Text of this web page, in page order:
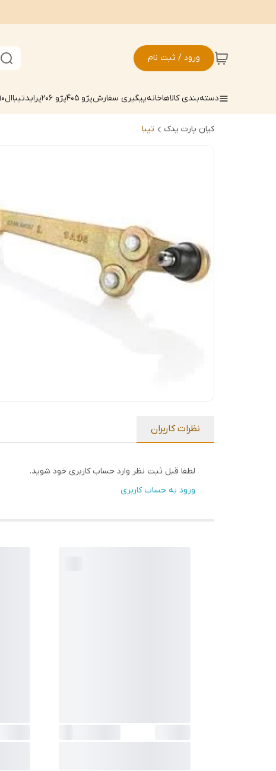
ورود / ثبت نام
دسته‌بندی کالاهاخانهپیگیری سفارشپژو 405 پژو 206 پرایدتیباال90
کیان پارت یدک تیبا
نظرات کاربران
لطفا قبل ثبت نظر وارد حساب کاربری خود شوید.
ورود به حساب کاربری